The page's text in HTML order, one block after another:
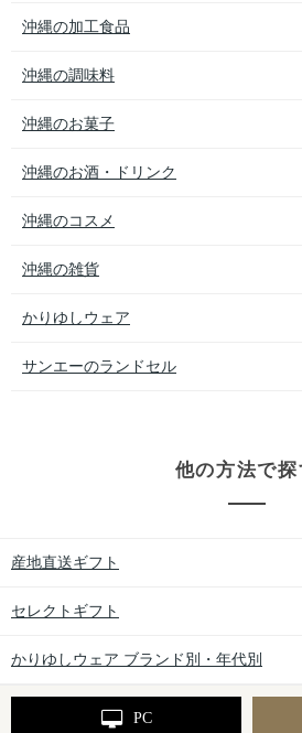
沖縄の加工食品
沖縄の調味料
沖縄のお菓子
沖縄のお酒・ドリンク
沖縄のコスメ
沖縄の雑貨
かりゆしウェア
サンエーのランドセル
他の方法で探
産地直送ギフト
セレクトギフト
かりゆしウェア ブランド別・年代別
PC